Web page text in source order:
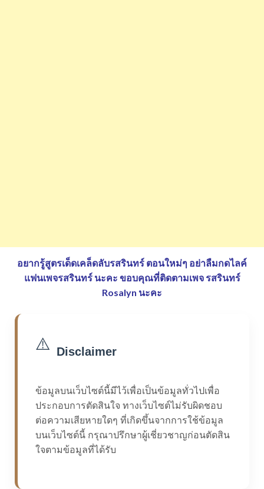
อยากรู้สูตรเด็ดเคล็ดลับรสรินทร์ ตอนใหม่ๆ อย่าลืมกดไลค์
แฟนเพจรสรินทร์ นะคะ ขอบคุณที่ติดตามเพจ รสรินทร์
Rosalyn นะคะ
⚠️ Disclaimer
ข้อมูลบนเว็บไซต์นี้มีไว้เพื่อเป็นข้อมูลทั่วไปเพื่อ
ประกอบการตัดสินใจ ทางเว็บไซต์ไม่รับผิดชอบ
ต่อความเสียหายใดๆ ที่เกิดขึ้นจากการใช้ข้อมูล
บนเว็บไซต์นี้ กรุณาปรึกษาผู้เชี่ยวชาญก่อนตัดสิน
ใจตามข้อมูลที่ได้รับ